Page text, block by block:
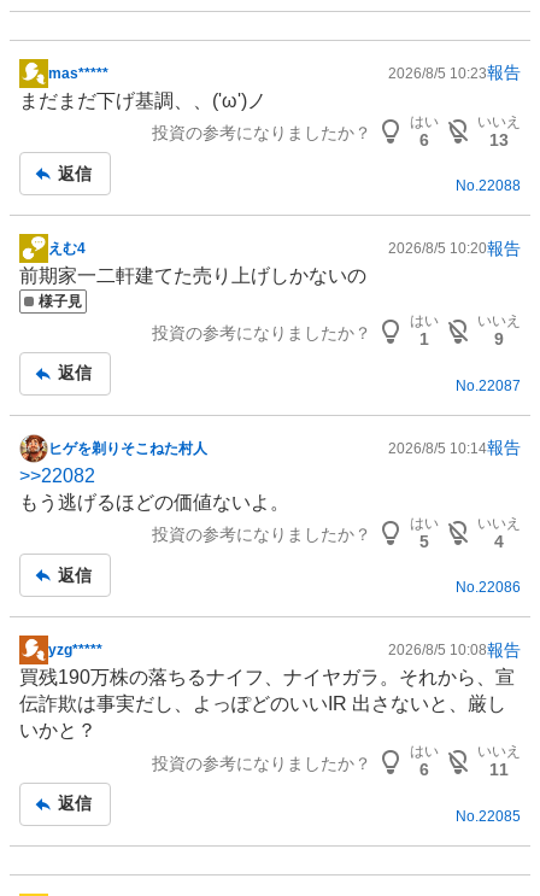
掲
示
事
mas***** 2026/8/5 10:23報告
まだまだ下げ基調、、('ω')ノ
投資の参考になりましたか？
はい
6
いいえ
13
返信
No.22088
掲
示
板
えむ4 2026/8/5 10:20報告
前期家一二軒建てた売り上げしかないの
様子見
投資の参考になりましたか？
はい
1
いいえ
9
返信
No. 22087
掲
示
板
ヒゲを剃りそこねた村人 2026/8/5 10:14報告
>>22082
もう逃げるほどの価値ないよ。
投資の参考になりましたか？
はい
5
いいえ
4
返信
No.22086
掲
示
板
記
yzg***** 2026/8/5 10:08報告
買残190万株の落ちるナイフ、ナイヤガラ。それから、宣
伝詐欺は事実だし、よっぽどのいい IR 出さないと、厳し
いかと？
投資の参考になりましたか？
はい
6
いいえ
11
返信
No. 22085